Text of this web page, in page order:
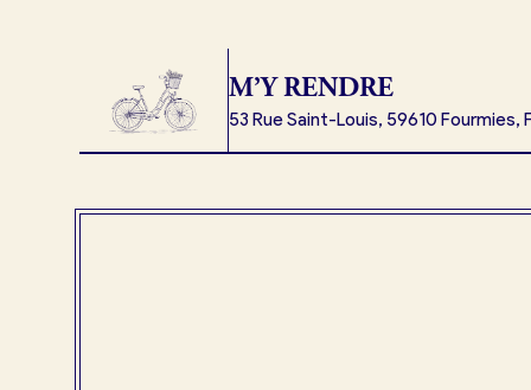
M’Y RENDRE
53 Rue Saint-Louis, 59610 Fourmies,